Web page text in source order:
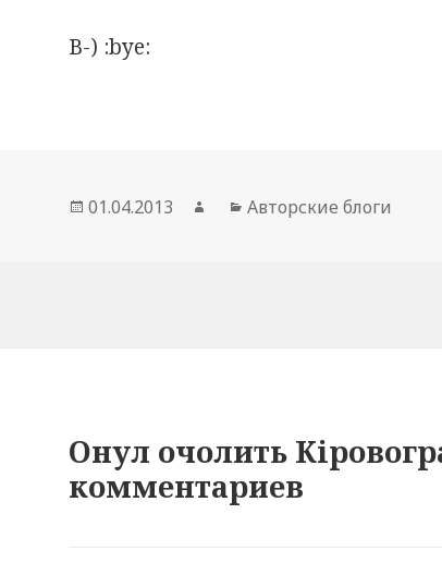
B-) :bye:
Опубликовано
01.04.2013 АвторРубрики
Авторские блоги
Онул очолить
комментариев